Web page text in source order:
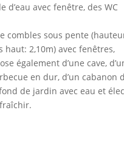
d’eau avec fenêtre, des WC
combles sous pente
haut: 2,10m) avec fenêtres,
également d’une cave,
en dur, d’un cabanon
de jardin avec eau et